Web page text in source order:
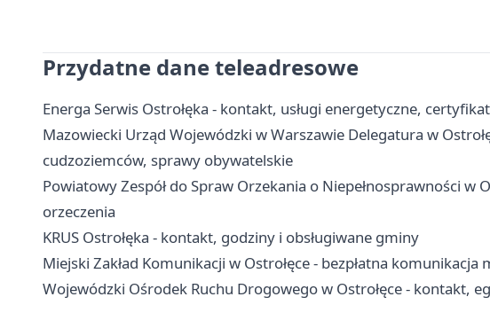
Przydatne dane teleadresowe
Energa Serwis Ostrołęka - kontakt, usługi energetyczne,
Mazowiecki Urząd Wojewódzki w Warszawie Delegatura w
cudzoziemców, sprawy obywatelskie
Powiatowy Zespół do Spraw Orzekania o Niepełnosprawności w
orzeczenia
KRUS Ostrołęka - kontakt, godziny i obsługiwane gminy
Miejski Zakład Komunikacji w Ostrołęce - bezpłatna
Wojewódzki Ośrodek Ruchu Drogowego w Ostrołęce - kontakt,